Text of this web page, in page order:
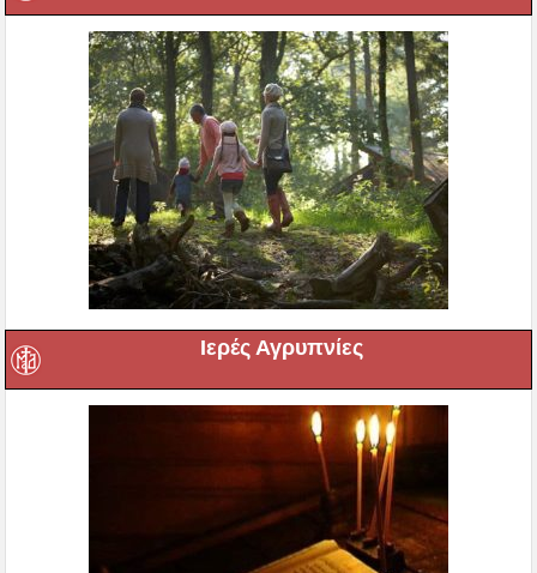
Ιερές Αγρυπνίες